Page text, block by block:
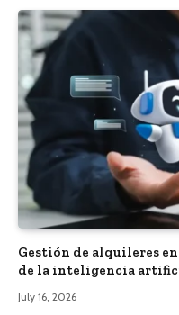
Gestión de alquileres
de la inteligencia
July 16, 2026